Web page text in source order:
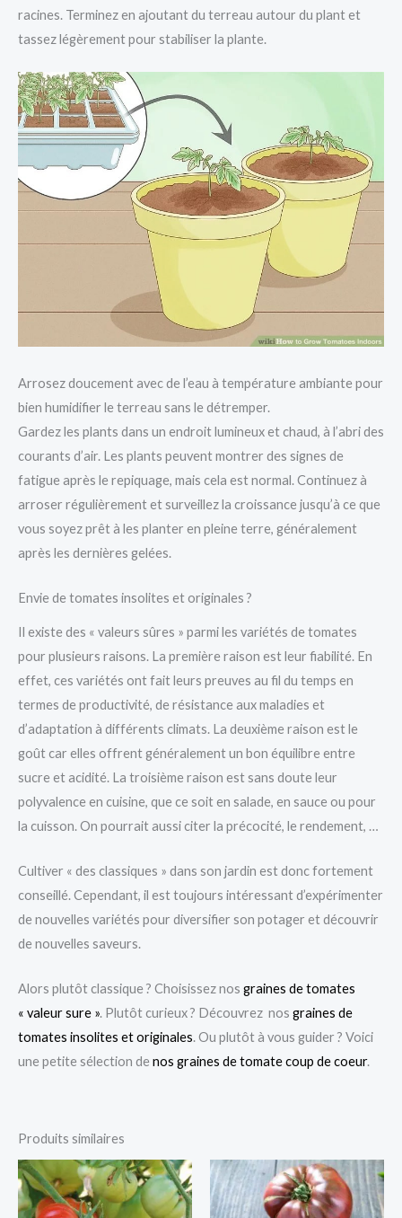
racines. Terminez en ajoutant du terreau autour du plant et
tassez légèrement pour stabiliser la plante.
Arrosez doucement avec de l’eau à température ambiante pour
bien humidifier le terreau sans le détremper.
Gardez les plants dans un endroit lumineux et chaud, à l’abri des
courants d’air. Les plants peuvent montrer des signes de
fatigue après le repiquage, mais cela est normal. Continuez à
arroser régulièrement et surveillez la croissance jusqu’à ce que
vous soyez prêt à les planter en pleine terre, généralement
après les dernières gelées.
Envie de tomates insolites et originales ?
Il existe des « valeurs sûres » parmi les variétés de tomates
pour plusieurs raisons. La première raison est leur fiabilité. En
effet, ces variétés ont fait leurs preuves au fil du temps en
termes de productivité, de résistance aux maladies et
d’adaptation à différents climats. La deuxième raison est le
goût car elles offrent généralement un bon équilibre entre
sucre et acidité. La troisième raison est sans doute leur
polyvalence en cuisine, que ce soit en salade, en sauce ou pour
la cuisson. On pourrait aussi citer la précocité, le rendement, …
Cultiver « des classiques » dans son jardin est donc fortement
conseillé. Cependant, il est toujours intéressant d’expérimenter
de nouvelles variétés pour diversifier son potager et découvrir
de nouvelles saveurs.
Alors plutôt classique ? Choisissez nos graines de tomates
« valeur sure ». Plutôt curieux ? Découvrez nos graines de
tomates insolites et originales. Ou plutôt à vous guider ? Voici
une petite sélection denos graines de tomate coup de coeur.
Produits similaires